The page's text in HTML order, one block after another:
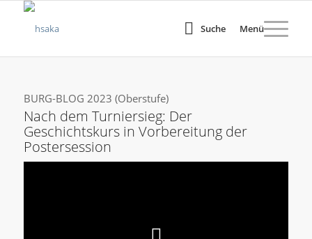
Suche Menü
BURG-BLOG 2023 (Oberstufe)
Nach dem Turniersieg: Der
Geschichtskurs in Vorbereitung der
Postersession